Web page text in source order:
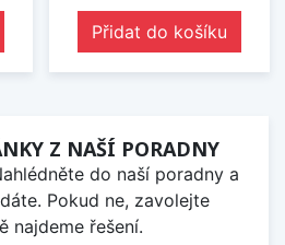
Přidat do košíku
Z NAŠÍ PORADNY
do naší poradny a
Pokud ne, zavolejte
najdeme řešení.